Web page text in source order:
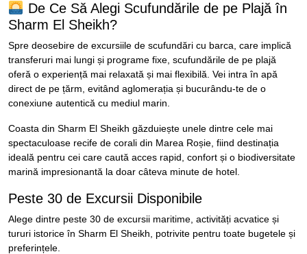
De Ce Să Alegi Scufundările de pe Plajă în
Sharm El Sheikh?
Spre deosebire de excursiile de scufundări cu barca, care implică
transferuri mai lungi și programe fixe, scufundările de pe plajă
oferă o experiență mai relaxată și mai flexibilă. Vei intra în apă
direct de pe țărm, evitând aglomerația și bucurându-te de o
conexiune autentică cu mediul marin.
Coasta din Sharm El Sheikh găzduiește unele dintre cele mai
spectaculoase recife de corali din Marea Roșie, fiind destinația
ideală pentru cei care caută acces rapid, confort și o biodiversitate
marină impresionantă la doar câteva minute de hotel.
Peste 30 de Excursii Disponibile
Alege dintre peste 30 de excursii maritime, activități acvatice și
tururi istorice în Sharm El Sheikh, potrivite pentru toate bugetele și
preferințele.